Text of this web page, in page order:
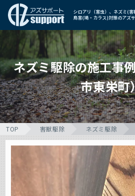
シロアリ（害虫）、ネズミ(害
鳥害(鳩・カラス)対策のアズ
ネズミ駆除の施工事
市東栄町
TOP 害獣駆除 ネズミ駆除